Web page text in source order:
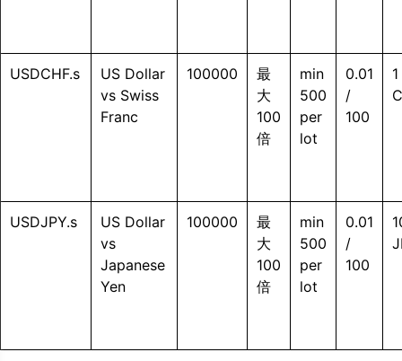
USDCHF.s
US Dollar
vs Swiss
Franc
100000
最
大
100
倍
min
500
per
lot
0.01
/
100
1
USDJPY.s
US Dollar
vs
Japanese
Yen
100000
最
大
100
倍
min
500
per
lot
0.01
/
100